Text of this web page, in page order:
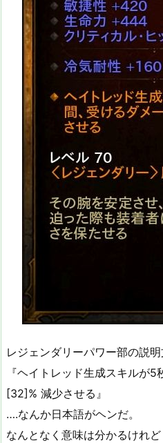
レジェンダリーパワー部の説
『ヘイトレッド生成スキルが
[32]% 減少させる』
….なんか日本語がヘンだ。
なんとなく意味は分かるけれど